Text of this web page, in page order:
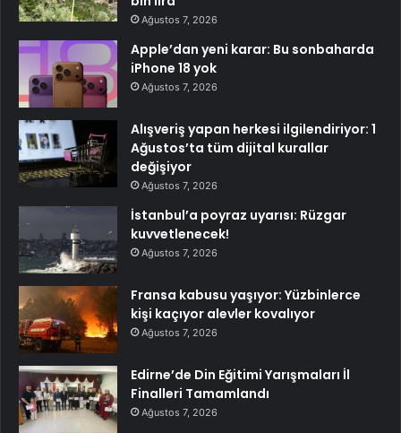
Ağustos 7, 2026
Apple’dan yeni karar: Bu sonbaharda
iPhone 18 yok
Ağustos 7, 2026
Alışveriş yapan herkesi ilgilendiriyor: 1
Ağustos’ta tüm dijital kurallar
değişiyor
Ağustos 7, 2026
İstanbul’a poyraz uyarısı: Rüzgar
kuvvetlenecek!
Ağustos 7, 2026
Fransa kabusu yaşıyor: Yüzbinlerce
kişi kaçıyor alevler kovalıyor
Ağustos 7, 2026
Edirne’de Din Eğitimi Yarışmaları İl
Finalleri Tamamlandı
Ağustos 7, 2026